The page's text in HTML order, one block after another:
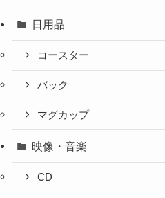
日用品
コースター
バック
マグカップ
映像・音楽
CD